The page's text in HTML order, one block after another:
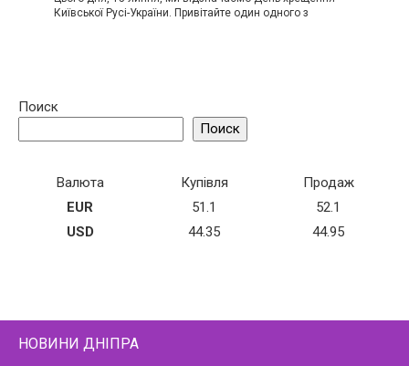
Київської Русі-України. Привітайте один одного з
Поиск
Поиск
Валюта Купівля
Продаж
EUR
51.1
52.1
USD
44.35 44.95
НОВИНИ ДНІПРА